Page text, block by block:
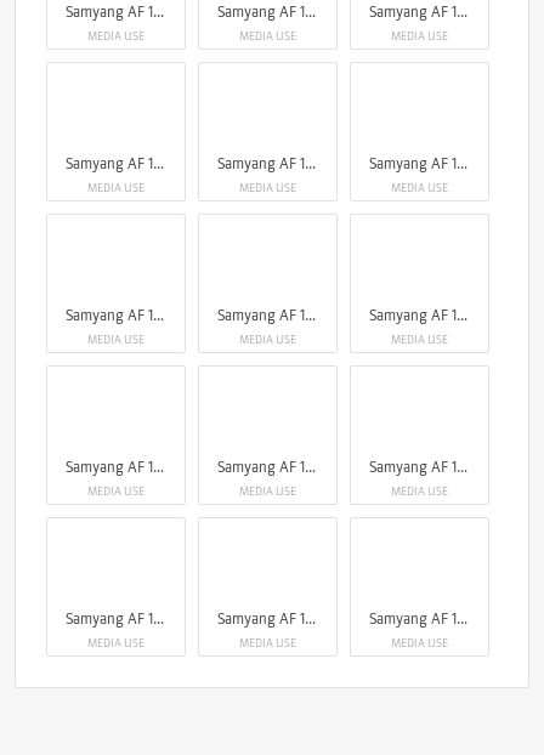
Samyang AF 14-24mm F2.8 Sony FE
MEDIA USE
Samyang AF 14-24mm F2.8 Sony FE
MEDIA USE
Samyang AF 14-24mm F2.8 Sony FE
MEDIA USE
Samyang AF 14-24mm F2.8 Sony FE
MEDIA USE
Samyang AF 14-24mm F2.8 Sony FE
MEDIA USE
Samyang AF 14-24mm F2.8 Sony FE
MEDIA USE
Samyang AF 14-24mm F2.8 Sony FE
MEDIA USE
Samyang AF 14-24mm F2.8 Sony FE
MEDIA USE
Samyang AF 14-24mm F2.8 Sony FE
MEDIA USE
Samyang AF 14-24mm F2.8 Sony FE
MEDIA USE
Samyang AF 14-24mm F2.8 Sony FE
MEDIA USE
Samyang AF 14-24mm F2.8 Sony FE
MEDIA USE
Samyang AF 14-24mm F2.8 Sony FE
MEDIA USE
Samyang AF 14-24mm F2.8 Sony FE
MEDIA USE
Samyang AF 14-24mm F2.8 Sony FE
MEDIA USE